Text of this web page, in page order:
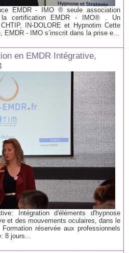
EMDR - IMO ® seule association
la certification EMDR - IMO® . Un
IN-DOLORE et Hypnotim Cette
- IMO s’inscrit dans la prise e...
en EMDR Intégrative,
Intégration d'éléments d'hypnose
et des mouvements oculaires, dans le
réservée aux professionnels
8 jours...